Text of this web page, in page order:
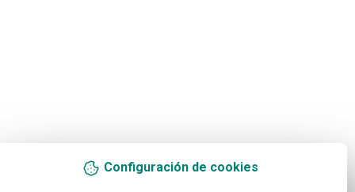
Configuración de cookies